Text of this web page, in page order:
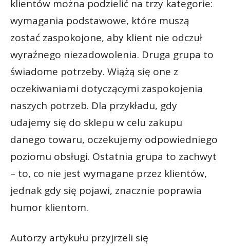
klientów można podzielić na trzy kategorie:
wymagania podstawowe, które muszą
zostać zaspokojone, aby klient nie odczuł
wyraźnego niezadowolenia. Druga grupa to
świadome potrzeby. Wiążą się one z
oczekiwaniami dotyczącymi zaspokojenia
naszych potrzeb. Dla przykładu, gdy
udajemy się do sklepu w celu zakupu
danego towaru, oczekujemy odpowiedniego
poziomu obsługi. Ostatnia grupa to zachwyt
– to, co nie jest wymagane przez klientów,
jednak gdy się pojawi, znacznie poprawia
humor klientom.
Autorzy artykułu przyjrzeli się